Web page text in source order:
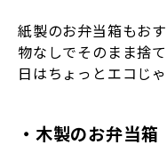
紙製のお弁当箱もお
物なしでそのまま捨
日はちょっとエコじ
・木製のお弁当箱